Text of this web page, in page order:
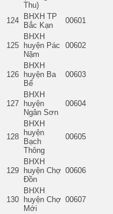
Thu)
124
BHXH TP
Bắc Kạn
00601
125
BHXH
huyện Pác
Nặm
00602
126
BHXH
huyện Ba
Bể
00603
127
BHXH
huyện
Ngân Sơn
00604
128
BHXH
huyện
Bạch
Thông
00605
129
BHXH
huyện Chợ
Đồn
00606
130
BHXH
huyện Chợ
Mới
00607